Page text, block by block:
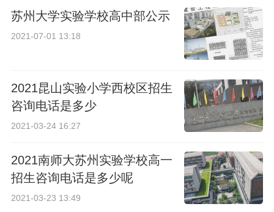
苏州大学实验学校高中部公示
2021-07-01 13:18
2021昆山实验小学西校区招生
咨询电话是多少
2021-03-24 16:27
2021南师大苏州实验学校高一
招生咨询电话是多少呢
2021-03-23 13:49